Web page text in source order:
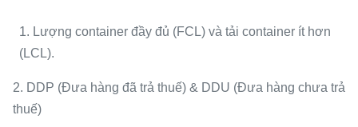
1. Lượng container đầy đủ (FCL) và tải container ít hơn
(LCL).
2. DDP (Đưa hàng đã trả thuế) & DDU (Đưa hàng chưa trả
thuế)